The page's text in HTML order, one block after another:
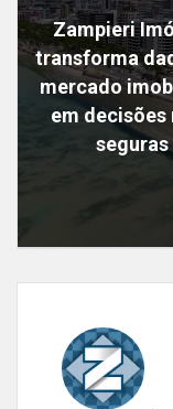
Zampieri
transforma
mercado
em decisões
seguras